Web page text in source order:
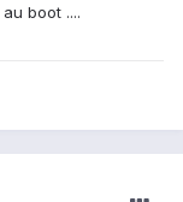
boot ....